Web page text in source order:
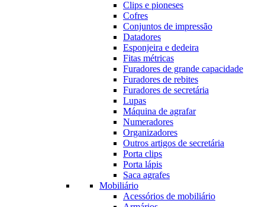
Clips e pioneses
Cofres
Conjuntos de impressão
Datadores
Esponjeira e dedeira
Fitas métricas
Furadores de grande capacidade
Furadores de rebites
Furadores de secretária
Lupas
Máquina de agrafar
Numeradores
Organizadores
Outros artigos de secretária
Porta clips
Porta lápis
Saca agrafes
Mobiliário
Acessórios de mobiliário